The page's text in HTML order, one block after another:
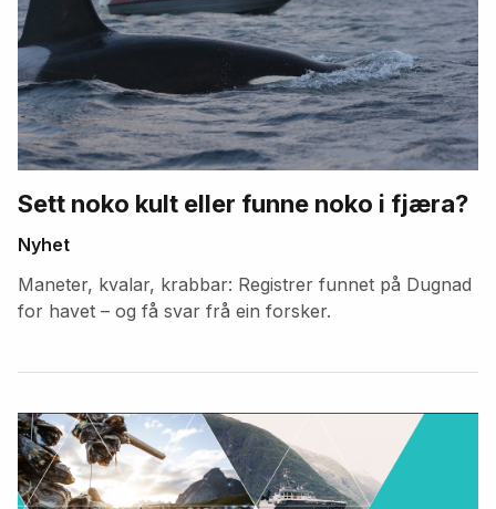
Sett noko kult eller funne noko i fjæra?
Nyhet
Maneter, kvalar, krabbar: Registrer funnet på Dugnad
for havet – og få svar frå ein forsker.